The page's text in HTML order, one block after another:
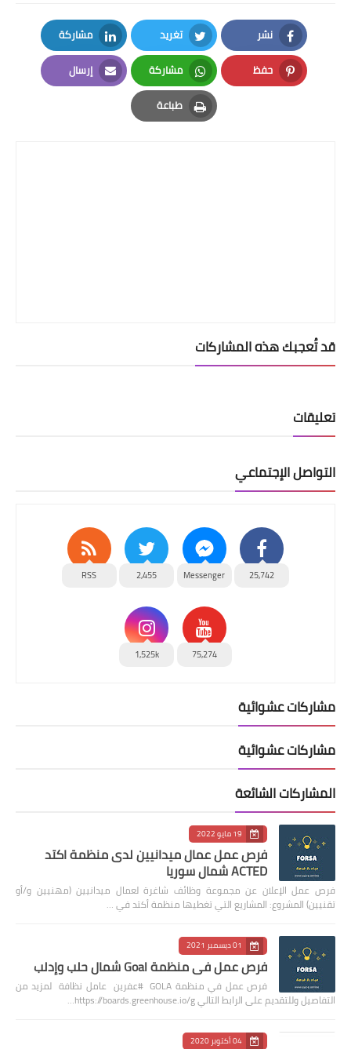
نشر
Facebook
تغريد
Twitter
مشاركة
LinkedIn
حفظ
Pinterest
مشاركة
Whatsapp
إرسال
Email
طباعة
Print
قد تُعجبك هذه المشاركات
تعليقات
التواصل الإجتماعي
25,742
Messenger
2,455
RSS
75,274
1,525k
مشاركات عشوائية
مشاركات عشوائية
المشاركات الشائعة
19 مايو 2022
فرص عمل عمال ميدانيين لدى منظمة اكتد
ACTED شمال سوريا
فرص عمل الإعلان عن مجموعة وظائف شاغرة لعمال ميدانيين (مهنيين و/أو
تقنيين) المشروع: المشاريع التي تغطيها منظمة أكتد في …
01 ديسمبر 2021
فرص عمل في منظمة Goal شمال حلب وإدلب
فرص عمل في منظمة GOLA #عفرين عامل نظافة لمزيد من
التفاصيل وللتقديم على الرابط التالي https://boards.greenhouse.io/g…
04 أكتوبر 2020